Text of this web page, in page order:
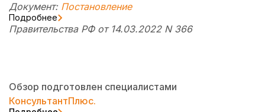
Документ: Постановление
Подробнее
Правительства РФ от 14.03.2022 N 366
Обзор подготовлен специалистами
КонсультантПлюс.